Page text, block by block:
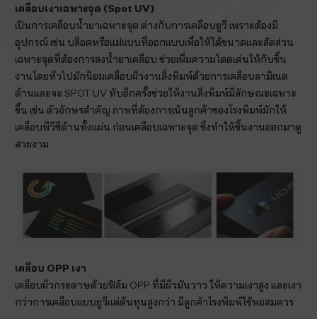
เคลือบเงาเฉพาะจุด (Spot UV)
เป็นการเคลือบน้ำยาเฉพาะจุด ต่างกับการเคลือบยูวี เพราะต้องมี
อุปกรณ์ เช่น บล็อคหรือแม่แบบที่ออกแบบเพื่อให้ได้ขนาดและสัดส่วน
เฉพาะจุดที่ต้องการลงน้ำยาเคลือบ ช่วยเพิ่มความโดดเด่นให้กับชิ้น
งานโดยทั่วไปมักนิยมเคลือบผิวงานสิ่งพิมพ์ด้วยการเคลือบลามิเนต
ด้านและจะ SPOT UV ทับอีกครั้งช่วยให้งานสิ่งพิมพ์มีลักษณะเฉพาะ
ขึ้น เช่น ตัวอักษรสำคัญ ภาพที่ต้องการเน้นลูกค้าของโรงพิมพ์มักให้
เคลือบพีวีซีด้านทั้งแผ่น ก่อนเคลือบเฉพาะจุด ซึ่งทำให้ชิ้นงานออกมาดู
สวยงาม
เคลือบ OPP เงา
เคลือบผิวกระดาษด้วยฟิล์ม OPP ที่มีผิวมันวาว ให้ความเงาสูง และเงา
กว่าการเคลือบแบบยูวีแต่ต้นทุนสูงกว่า มีลูกค้าโรงพิมพ์ใช้พอสมควร